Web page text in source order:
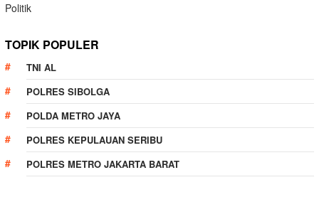
Politik
TOPIK POPULER
TNI AL
POLRES SIBOLGA
POLDA METRO JAYA
POLRES KEPULAUAN SERIBU
POLRES METRO JAKARTA BARAT